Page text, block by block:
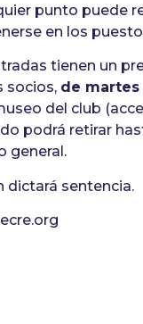
punto puede
en los
tienen un
socios, de
del club
podrá retirar
general.
dictará sentencia.